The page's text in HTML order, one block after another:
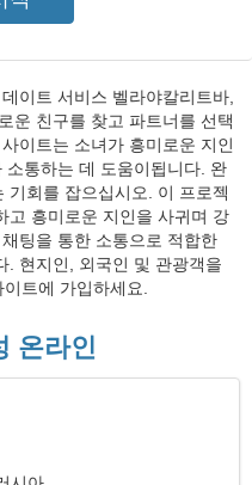
이트 서비스 벨라야칼리트바,
운 친구를 찾고 파트너를 선택
이트는 소녀가 흥미로운 지인
통하는 데 도움이됩니다. 완
기회를 잡으십시오. 이 프로젝
고 흥미로운 지인을 사귀며 강
팅을 통한 소통으로 적합한
. 현지인, 외국인 및 관광객을
트에 가입하세요.
온라인